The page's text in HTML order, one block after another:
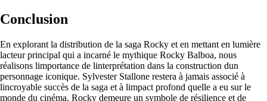
Conclusion
En explorant la distribution de la saga Rocky et en mettant en lumière
lacteur principal qui a incarné le mythique Rocky Balboa, nous
réalisons limportance de linterprétation dans la construction dun
personnage iconique. Sylvester Stallone restera à jamais associé à
lincroyable succès de la saga et à limpact profond quelle a eu sur le
monde du cinéma. Rocky demeure un symbole de résilience et de